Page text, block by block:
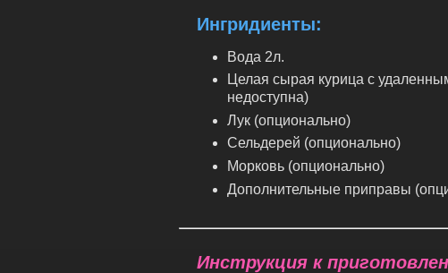
Ингридиенты:
Вода 2л.
Целая сырая курица с
недоступна)
Лук (опционально)
Сельдерей (опционально)
Морковь (опционально)
Дополнительные приправы
Инструкция к